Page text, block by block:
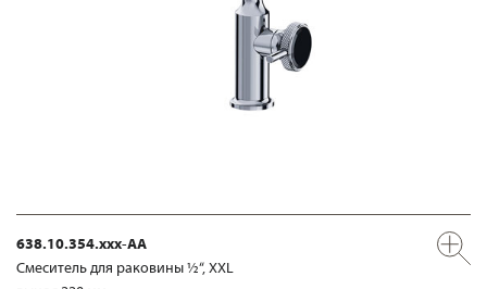
638.10.354.xxx-AA
Смеситель для раковины ½“, XXL